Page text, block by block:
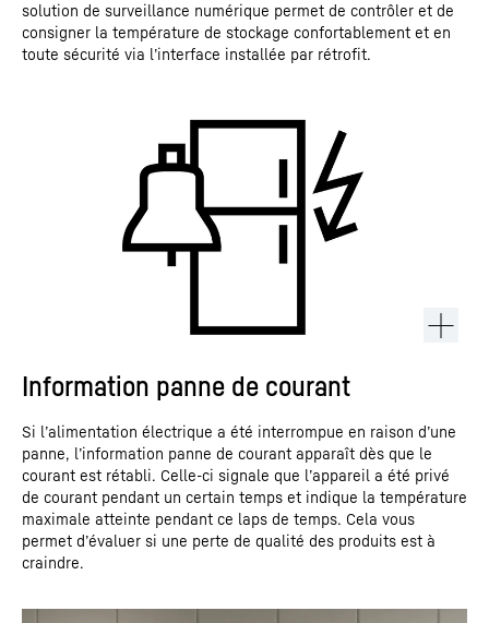
solution de surveillance numérique permet de contrôler et de
consigner la température de stockage confortablement et en
toute sécurité via l’interface installée par rétrofit.
Information panne de courant
Si l’alimentation électrique a été interrompue en raison d’une
panne, l’information panne de courant apparaît dès que le
courant est rétabli. Celle-ci signale que l’appareil a été privé
de courant pendant un certain temps et indique la température
maximale atteinte pendant ce laps de temps. Cela vous
permet d’évaluer si une perte de qualité des produits est à
craindre.